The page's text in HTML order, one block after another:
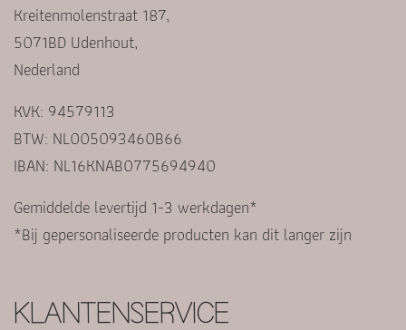
Kreitenmolenstraat 187,
5071BD Udenhout,
Nederland
KVK: 94579113
BTW: NL005093460B66
IBAN: NL16KNAB0775694940
Gemiddelde levertijd 1-3 werkdagen*
*Bij gepersonaliseerde producten kan dit langer zijn
KLANTENSERVICE